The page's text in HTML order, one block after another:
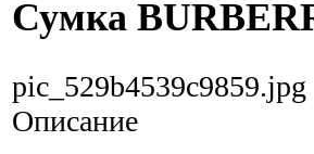
Сумка
pic_529b4539c9859.jpg
Описание